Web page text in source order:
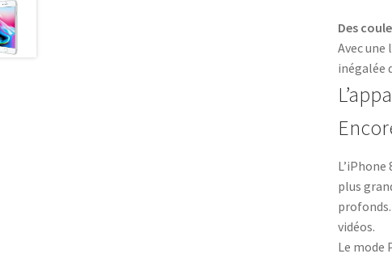
Des
Avec une
inégalée
plus
vidéos.
Le mode